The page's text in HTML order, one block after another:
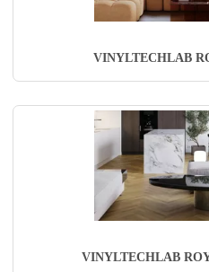
VINYLTECHLAB
VINYLTECHLAB